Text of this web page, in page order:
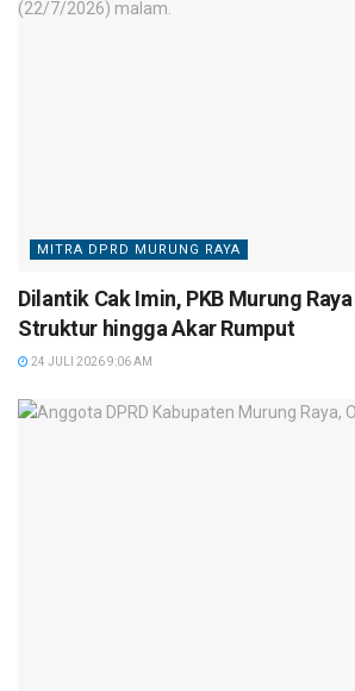
MITRA DPRD MURUNG RAYA
Dilantik Cak Imin, PKB Murung
Struktur hingga Akar Rumput
24 JULI 2026 9:06 AM